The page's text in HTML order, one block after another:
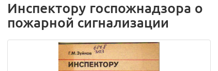
Инспектору госпожнадзора о
пожарной сигнализации